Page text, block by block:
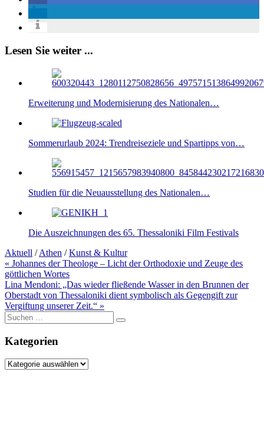
Lesen Sie weiter ...
Erweiterung und Modernisierung des Nationalen…
Sommerurlaub 2024: Trendreiseziele und Spartipps von…
Studien für die Neuausstellung des Nationalen…
Die Auszeichnungen des 65. Thessaloniki Film Festivals
Aktuell /Athen /Kunst & Kultur
Beitragsnavigation
« Johannes der Theologe – Licht der Orthodoxie und Zeuge des
göttlichen Wortes
Lina Mendoni: „Das wieder fließende Wasser in den Brunnen der
Oberstadt von Thessaloniki dient symbolisch als Gegengift zur
Vergiftung unserer Zeit.“ »
Suche
nach:
Kategorien
Kategorien